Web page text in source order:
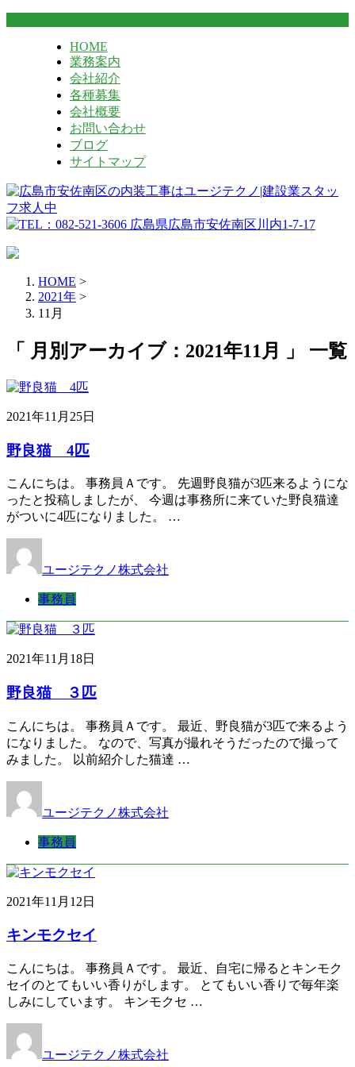
HOME
業務案内
会社紹介
各種募集
会社概要
お問い合わせ
ブログ
サイトマップ
HOME >
2021年 >
11月
「 月別アーカイブ：2021年11月 」 一覧
2021年11月25日
野良猫 4匹
こんにちは。 事務員Ａです。 先週野良猫が3匹来るようにな
ったと投稿しましたが、 今週は事務所に来ていた野良猫達
がついに4匹になりました。 …
ユージテクノ株式会社
事務員
2021年11月18日
野良猫 ３匹
こんにちは。 事務員Ａです。 最近、野良猫が3匹で来るよう
になりました。 なので、写真が撮れそうだったので撮って
みました。 以前紹介した猫達 …
ユージテクノ株式会社
事務員
2021年11月12日
キンモクセイ
こんにちは。 事務員Ａです。 最近、自宅に帰るとキンモク
セイのとてもいい香りがします。 とてもいい香りで毎年楽
しみにしています。 キンモクセ …
ユージテクノ株式会社